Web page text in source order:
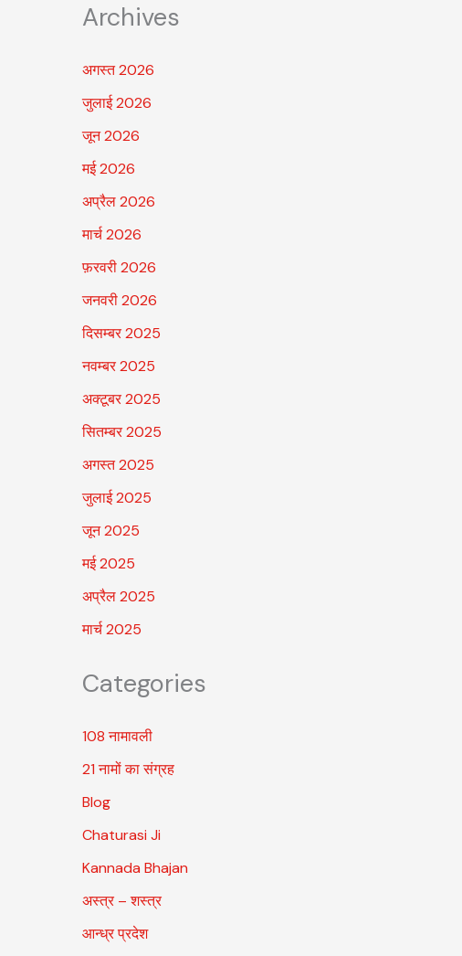
Archives
अगस्त 2026
जुलाई 2026
जून 2026
मई 2026
अप्रैल 2026
मार्च 2026
फ़रवरी 2026
जनवरी 2026
दिसम्बर 2025
नवम्बर 2025
अक्टूबर 2025
सितम्बर 2025
अगस्त 2025
जुलाई 2025
जून 2025
मई 2025
अप्रैल 2025
मार्च 2025
Categories
108 नामावली
21 नामों का संग्रह
Blog
Chaturasi Ji
Kannada Bhajan
अस्त्र – शस्त्र
आन्ध्र प्रदेश